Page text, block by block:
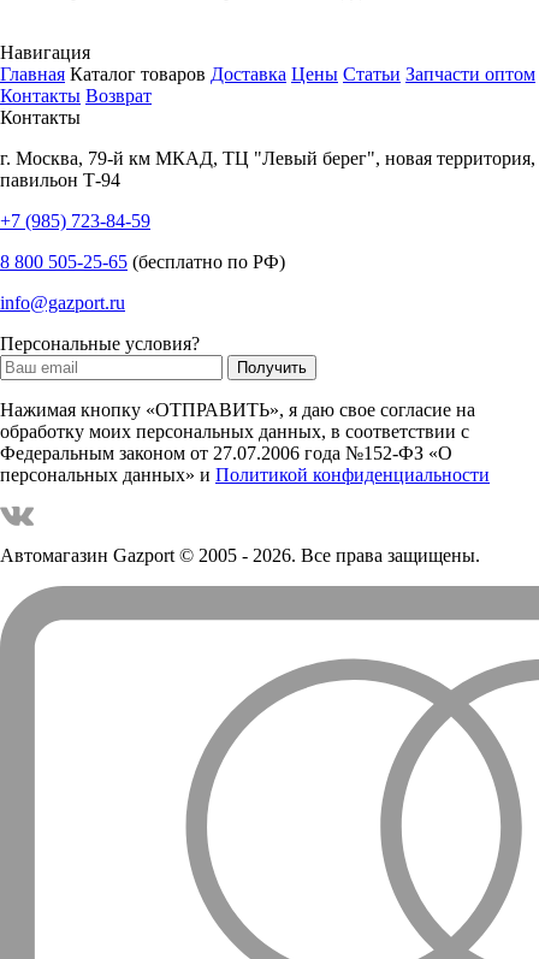
Навигация
Главная Каталог товаров Доставка Цены Статьи Запчасти оптом
Контакты Возврат
Контакты
г. Москва, 79-й км МКАД, ТЦ "Левый берег", новая территория,
павильон Т-94
+7 (985) 723-84-59
8 800 505-25-65 (бесплатно по РФ)
info@gazport.ru
Персональные условия?
Нажимая кнопку «ОТПРАВИТЬ», я даю свое согласие на
обработку моих персональных данных, в соответствии с
Федеральным законом от 27.07.2006 года №152-ФЗ «О
персональных данных» и Политикой конфиденциальности
Автомагазин Gazport© 2005 - 2026. Все права защищены.